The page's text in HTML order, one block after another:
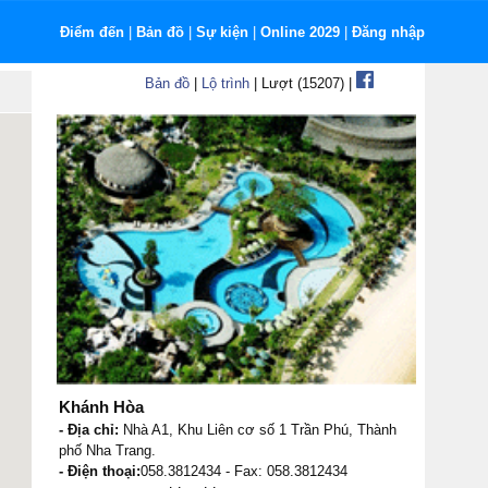
Điểm đến Bản đồ Sự kiện Online 2029 Đăng nhập
Bản đồ Lộ trình | Lượt (15207) |
Khánh Hòa
- Địa chỉ: Nhà A1, Khu Liên cơ số 1 Trần Phú, Thành
phố Nha Trang.
- Điện thoại:058.3812434 - Fax: 058.3812434